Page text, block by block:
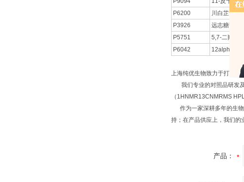
P6200
川白芷素
P3926
远志糖苷B
P5751
5,7-二羟基-
P6042
12alpha-羟
上海纯优生物致力于打造一
我们专业的对照品研发及
（1HNMR13CNMRMS
作为一家深耕多年的生物
持；在产品供应上，我们的
产品：